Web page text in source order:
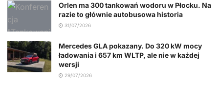
Orlen ma 300 tankowań wodoru w Płocku. Na
razie to głównie autobusowa historia
31/07/2026
Mercedes GLA pokazany. Do 320 kW mocy
ładowania i 657 km WLTP, ale nie w każdej
wersji
29/07/2026